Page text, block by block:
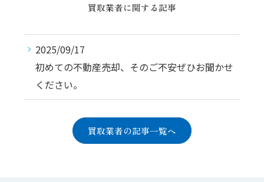
買取業者に関する記事
2025/09/17
初めての不動産売却、そのご不安ぜひお聞かせ
ください。
買取業者の記事一覧へ